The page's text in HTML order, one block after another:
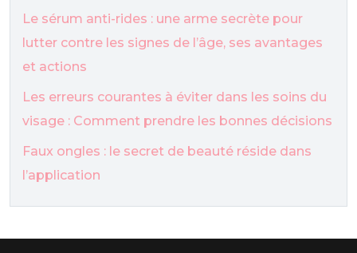
Le sérum anti-rides : une arme secrète pour
lutter contre les signes de l’âge, ses avantages
et actions
Les erreurs courantes à éviter dans les soins du
visage : Comment prendre les bonnes décisions
Faux ongles : le secret de beauté réside dans
l’application